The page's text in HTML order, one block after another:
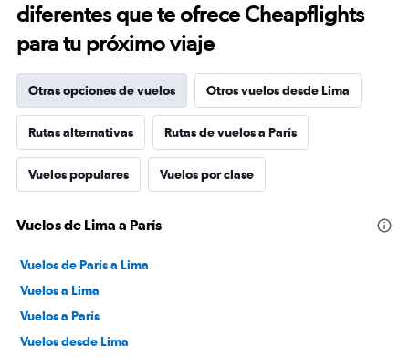
diferentes que te ofrece Cheapflights
para tu próximo viaje
Otras opciones de vuelos Otros vuelos desde Lima
Rutas alternativas Rutas de vuelos a París
Vuelos populares Vuelos por clase
Vuelos de Lima a París
Vuelos de París a Lima
Vuelos a Lima
Vuelos a París
Vuelos desde Lima